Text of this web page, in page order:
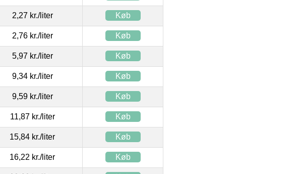
2,27 kr./liter Køb
2,76 kr./liter Køb
5,97 kr./liter Køb
9,34 kr./liter Køb
9,59 kr./liter Køb
11,87 kr./liter Køb
15,84 kr./liter Køb
16,22 kr./liter Køb